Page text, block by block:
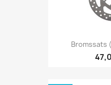
Bromssats